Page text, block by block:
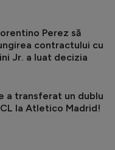
Perez să
contractului cu
Jr. a luat decizia
a transferat un dublu
la Atletico Madrid!